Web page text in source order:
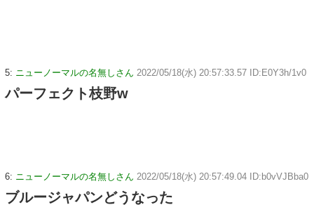
5: ニューノーマルの名無しさん 2022/05/18(水) 20:57:33.57 ID:E0Y3h/1v0
パーフェクト枝野w
6: ニューノーマルの名無しさん 2022/05/18(水) 20:57:49.04 ID:b0vVJBba0
ブルージャパンどうなった